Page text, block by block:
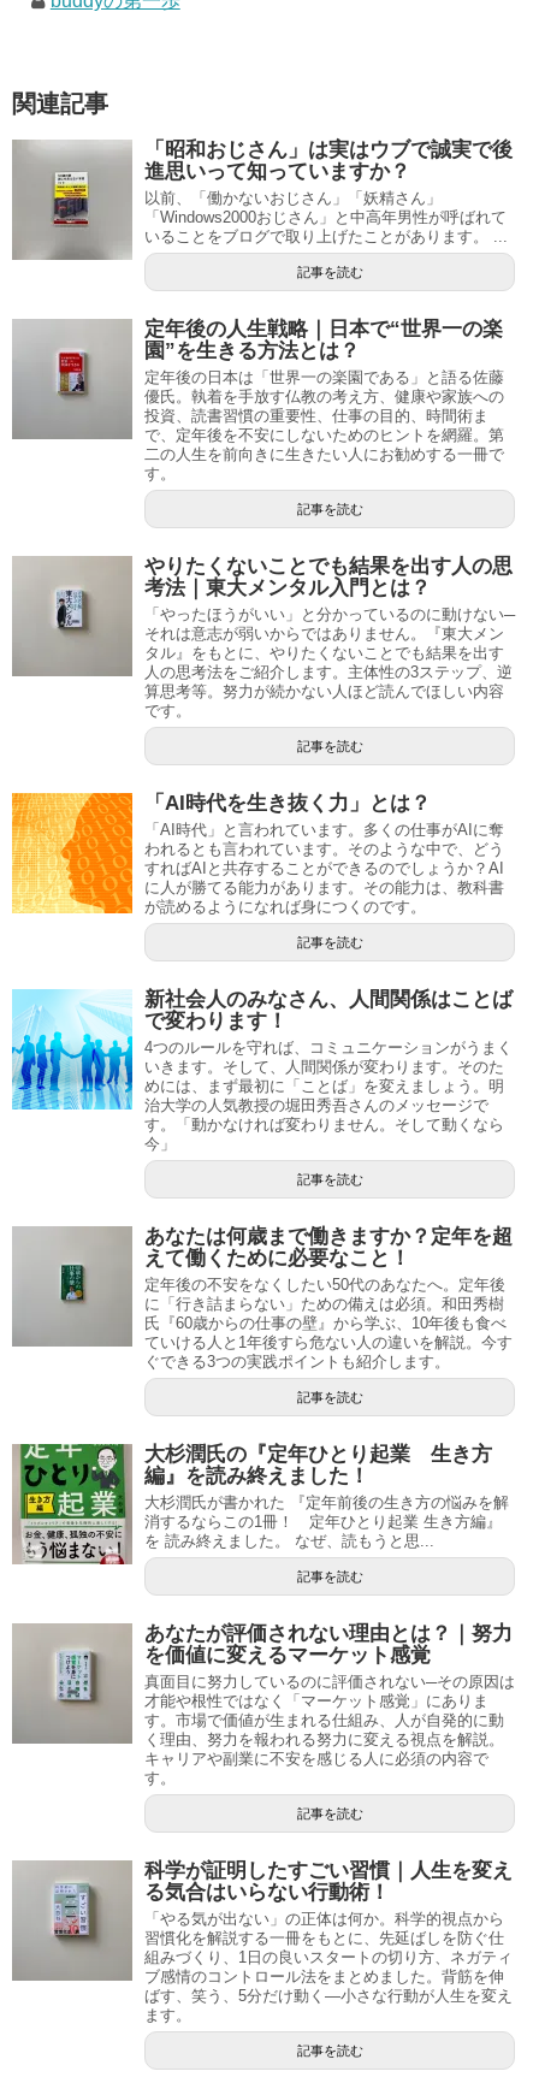
関連記事
「昭和おじさん」は実はウブで誠実で後
進思いって知っていますか？
以前、「働かないおじさん」「妖精さん」
「Windows2000おじさん」と中高年男性が呼ばれて
いることをブログで取り上げたことがあります。 ...
記事を読む
定年後の人生戦略｜日本で“世界一の楽
園”を生きる方法とは？
定年後の日本は「世界一の楽園である」と語る佐藤
優氏。執着を手放す仏教の考え方、健康や家族への
投資、読書習慣の重要性、仕事の目的、時間術ま
で、定年後を不安にしないためのヒントを網羅。第
二の人生を前向きに生きたい人にお勧めする一冊で
す。
記事を読む
やりたくないことでも結果を出す人の思
考法｜東大メンタル入門とは？
「やったほうがいい」と分かっているのに動けない─
それは意志が弱いからではありません。『東大メン
タル』をもとに、やりたくないことでも結果を出す
人の思考法をご紹介します。主体性の3ステップ、逆
算思考等。努力が続かない人ほど読んでほしい内容
です。
記事を読む
「AI時代を生き抜く力」とは？
「AI時代」と言われています。多くの仕事がAIに奪
われるとも言われています。そのような中で、どう
すればAIと共存することができるのでしょうか？AI
に人が勝てる能力があります。その能力は、教科書
が読めるようになれば身につくのです。
記事を読む
新社会人のみなさん、人間関係はことば
で変わります！
4つのルールを守れば、コミュニケーションがうまく
いきます。そして、人間関係が変わります。そのた
めには、まず最初に「ことば」を変えましょう。明
治大学の人気教授の堀田秀吾さんのメッセージで
す。「動かなければ変わりません。そして動くなら
今」
記事を読む
あなたは何歳まで働きますか？定年を超
えて働くために必要なこと！
定年後の不安をなくしたい50代のあなたへ。定年後
に「行き詰まらない」ための備えは必須。和田秀樹
氏『60歳からの仕事の壁』から学ぶ、10年後も食べ
ていける人と1年後すら危ない人の違いを解説。今す
ぐできる3つの実践ポイントも紹介します。
記事を読む
大杉潤氏の『定年ひとり起業 生き方
編』を読み終えました！
大杉潤氏が書かれた 『定年前後の生き方の悩みを解
消するならこの1冊！ 定年ひとり起業 生き方編』
を 読み終えました。 なぜ、読もうと思...
記事を読む
あなたが評価されない理由とは？｜努力
を価値に変えるマーケット感覚
真面目に努力しているのに評価されない─その原因は
才能や根性ではなく「マーケット感覚」にありま
す。市場で価値が生まれる仕組み、人が自発的に動
く理由、努力を報われる努力に変える視点を解説。
キャリアや副業に不安を感じる人に必須の内容で
す。
記事を読む
科学が証明したすごい習慣｜人生を変え
る気合はいらない行動術！
「やる気が出ない」の正体は何か。科学的視点から
習慣化を解説する一冊をもとに、先延ばしを防ぐ仕
組みづくり、1日の良いスタートの切り方、ネガティ
ブ感情のコントロール法をまとめました。背筋を伸
ばす、笑う、5分だけ動く―小さな行動が人生を変え
ます。
記事を読む